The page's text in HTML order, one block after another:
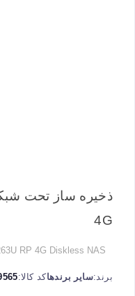
4G
RP 4G Diskless NAS
برند:سایر برندهاکد کالا: